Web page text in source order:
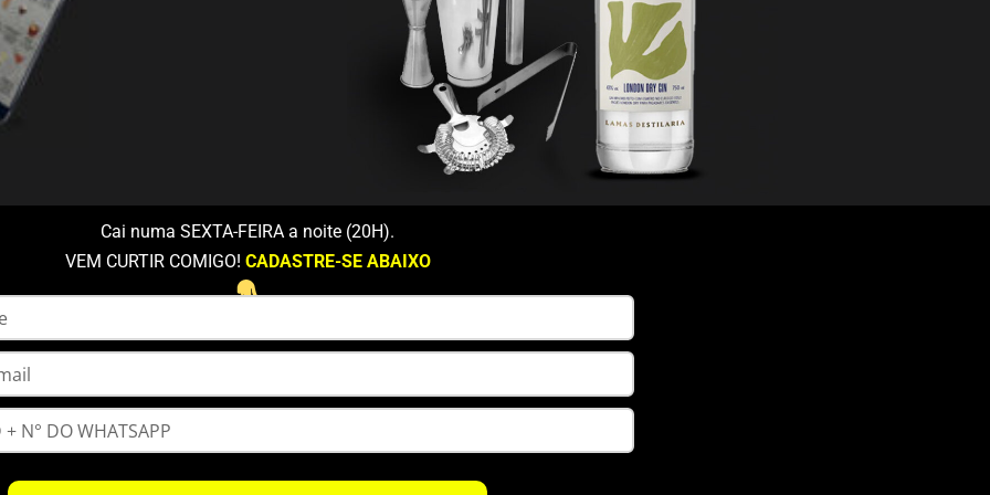
Cai numa SEXTA-FEIRA a noite (20H).
VEM CURTIR COMIGO! CADASTRE-SE ABAIXO